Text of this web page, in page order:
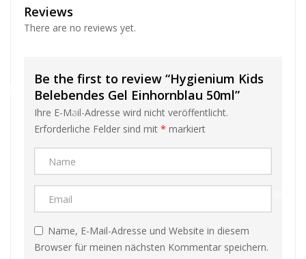
Reviews
There are no reviews yet.
Be the first to review “Hygienium Kids
Belebendes Gel Einhornblau 50ml”
Ihre E-Mail-Adresse wird nicht veröffentlicht.
Erforderliche Felder sind mit * markiert
Name, E-Mail-Adresse und Website in diesem
Browser für meinen nächsten Kommentar speichern.
❅
❅